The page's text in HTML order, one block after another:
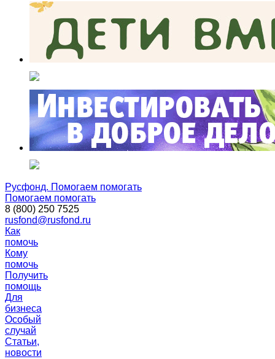
Русфонд. Помогаем помогать
Помогаем помогать
8 (800) 250 7525
rusfond@rusfond.ru
Как
помочь
Кому
помочь
Получить
помощь
Для
бизнеса
Особый
случай
Статьи,
новости